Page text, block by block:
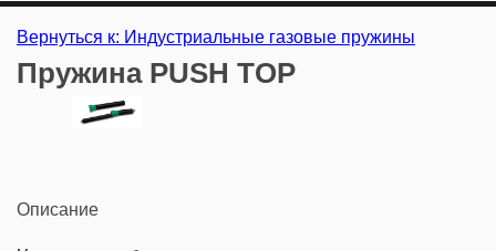
Вернуться к: Индустриальные газовые пружины
Пружина PUSH TOP
Описание